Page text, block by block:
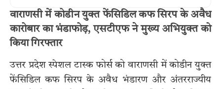
वाराणसी में कोडीन युक्त फेंसिडिल कफ सिरप के अवैध
कारोबार का भंडाफोड़, एसटीएफ ने मुख्य अभियुक्त को
किया गिरफ्तार
उत्तर प्रदेश स्पेशल टास्क फोर्स को वाराणसी में कोडीन युक्त
फेंसिडिल कफ सिरप के अवैध भंडारण और अंतरराज्यीय